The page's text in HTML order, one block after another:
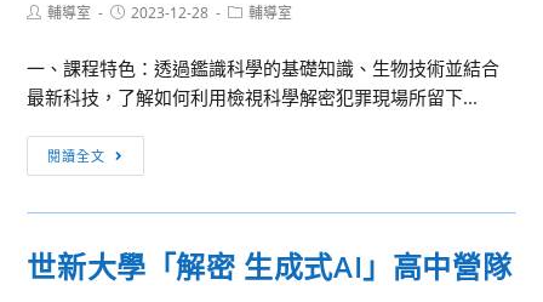
185
期
假
日
日
語
基
學
術
學
系
美
Post輔導室
Post2023-12-28
Post輔導室
一、課程特色：透過鑑識科學的基礎知識、生物技術並結合
最新科技，了解如何利用檢視科學解密犯罪現場所留下...
閱讀全文
立
屏
大
世新大學「解密 生成式AI」高中營隊